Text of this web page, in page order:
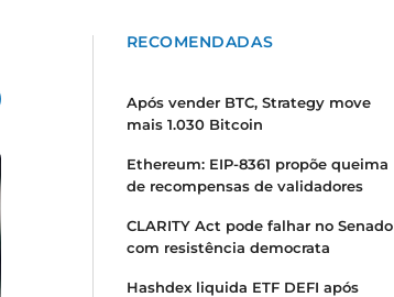
RECOMENDADAS
Após vender BTC, Strategy move
mais 1.030 Bitcoin
Ethereum: EIP-8361 propõe queima
de recompensas de validadores
CLARITY Act pode falhar no Senado
com resistência democrata
Hashdex liquida ETF DEFI após